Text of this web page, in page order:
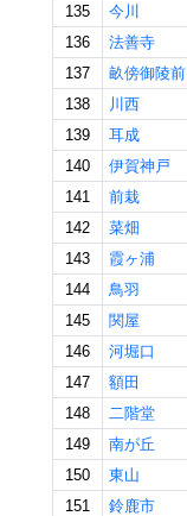
135
今川
136
法善寺
137
畝傍御陵前
138
川西
139
耳成
140
伊賀神戸
141
前栽
142
菜畑
143
霞ヶ浦
144
鳥羽
145
関屋
146
河堀口
147
額田
148
二階堂
149
南が丘
150
東山
151
鈴鹿市